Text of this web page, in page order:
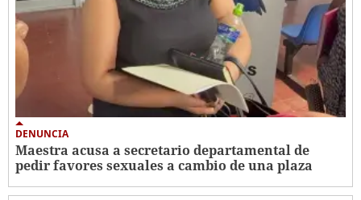
DENUNCIA
Maestra acusa a secretario departamental de
pedir favores sexuales a cambio de una plaza